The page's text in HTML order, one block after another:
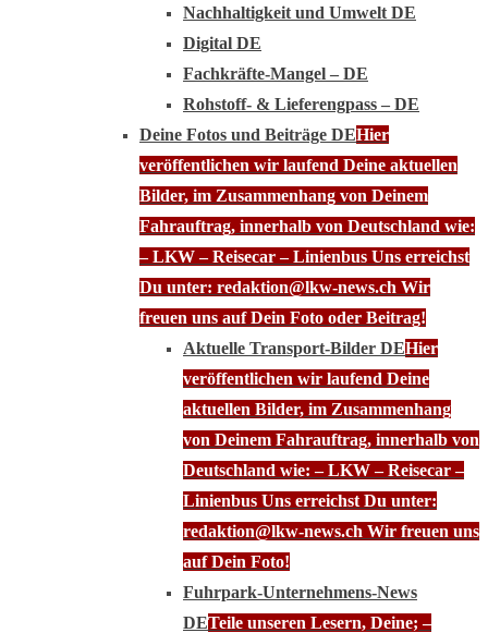
Nachhaltigkeit und Umwelt DE
Digital DE
Fachkräfte-Mangel – DE
Rohstoff- & Lieferengpass – DE
Deine Fotos und Beiträge DEHier
veröffentlichen wir laufend Deine aktuellen
Bilder, im Zusammenhang von Deinem
Fahrauftrag, innerhalb von Deutschland wie:
– LKW – Reisecar – Linienbus Uns erreichst
Du unter: redaktion@lkw-news.ch Wir
freuen uns auf Dein Foto oder Beitrag!
Aktuelle Transport-Bilder DEHier
veröffentlichen wir laufend Deine
aktuellen Bilder, im Zusammenhang
von Deinem Fahrauftrag, innerhalb von
Deutschland wie: – LKW – Reisecar –
Linienbus Uns erreichst Du unter:
redaktion@lkw-news.ch Wir freuen uns
auf Dein Foto!
Fuhrpark-Unternehmens-News
DETeile unseren Lesern, Deine; –